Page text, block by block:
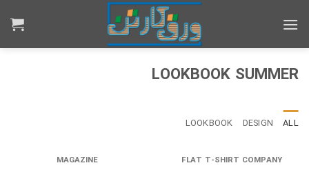
LOOKBOOK SUMMER
ALL
DESIGN
LOOKBOOK
FLAT T-SHIRT COMPANY
MAGAZINE